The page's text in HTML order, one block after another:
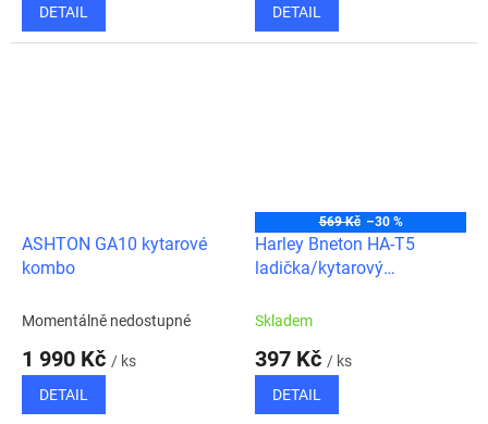
DETAIL DETAIL
ASHTON GA10 kytarové
kombo
Momentálně nedostupné
1 990 Kč / ks
DETAIL
569 Kč –30 %
Harley Bneton HA-T5
ladička/kytarový
zesilovač
Skladem
397 Kč / ks
DETAIL